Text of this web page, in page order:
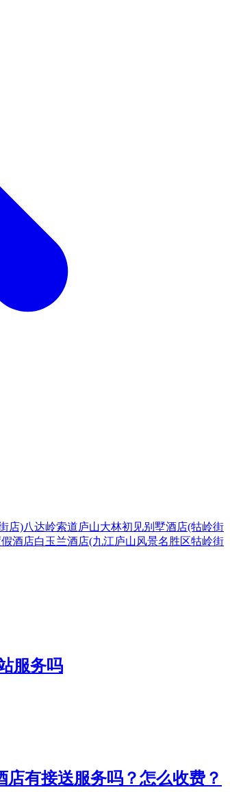
店)八达岭索道庐山大林初见别墅酒店(牯岭街
酒店白玉兰酒店(九江庐山风景名胜区牯岭街
服务吗
有接送服务吗？怎么收费？